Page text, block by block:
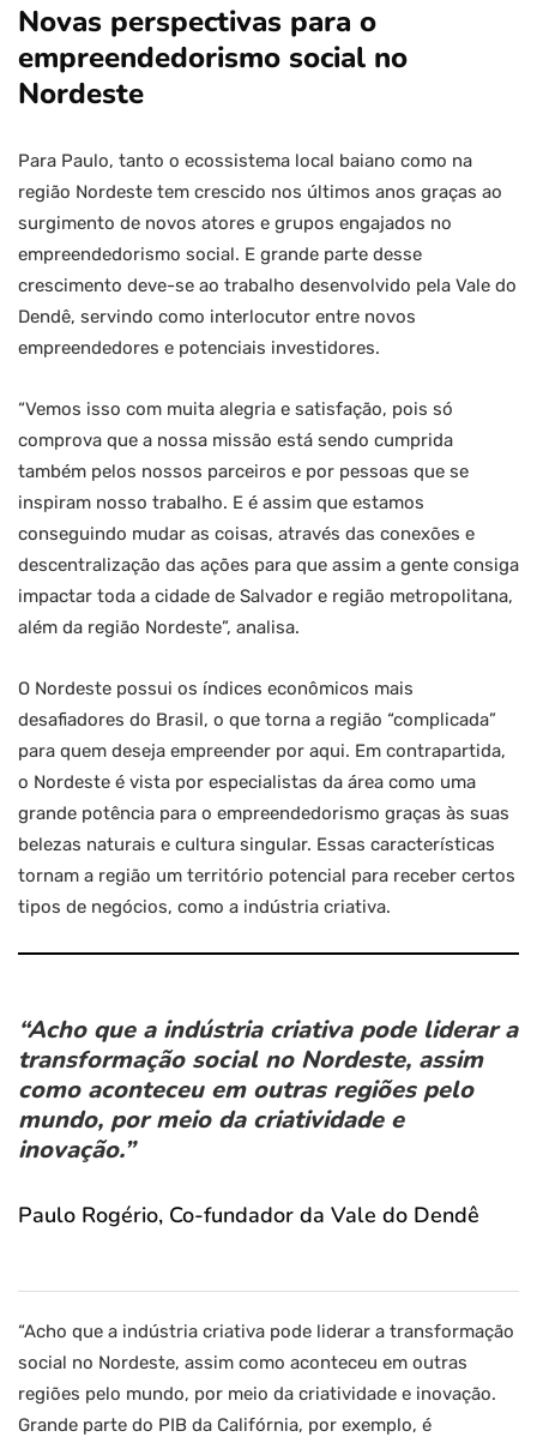
Novas perspectivas para o
empreendedorismo social no
Nordeste
Para Paulo, tanto o ecossistema local baiano como na
região Nordeste tem crescido nos últimos anos graças ao
surgimento de novos atores e grupos engajados no
empreendedorismo social. E grande parte desse
crescimento deve-se ao trabalho desenvolvido pela Vale do
Dendê, servindo como interlocutor entre novos
empreendedores e potenciais investidores.
“Vemos isso com muita alegria e satisfação, pois só
comprova que a nossa missão está sendo cumprida
também pelos nossos parceiros e por pessoas que se
inspiram nosso trabalho. E é assim que estamos
conseguindo mudar as coisas, através das conexões e
descentralização das ações para que assim a gente consiga
impactar toda a cidade de Salvador e região metropolitana,
além da região Nordeste”, analisa.
O Nordeste possui os índices econômicos mais
desafiadores do Brasil, o que torna a região “complicada”
para quem deseja empreender por aqui. Em contrapartida,
o Nordeste é vista por especialistas da área como uma
grande potência para o empreendedorismo graças às suas
belezas naturais e cultura singular. Essas características
tornam a região um território potencial para receber certos
tipos de negócios, como a indústria criativa.
“Acho que a indústria criativa pode liderar a
transformação social no Nordeste, assim
como aconteceu em outras regiões pelo
mundo, por meio da criatividade e
inovação.”
Paulo Rogério, Co-fundador da Vale do Dendê
“Acho que a indústria criativa pode liderar a transformação
social no Nordeste, assim como aconteceu em outras
regiões pelo mundo, por meio da criatividade e inovação.
Grande parte do PIB da Califórnia, por exemplo, é